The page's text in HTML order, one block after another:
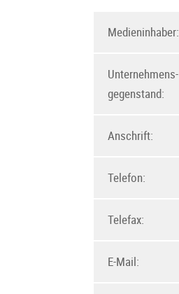
Medieninhaber:
Unternehmens-
gegenstand:
Anschrift:
Telefon:
Telefax:
E-Mail: